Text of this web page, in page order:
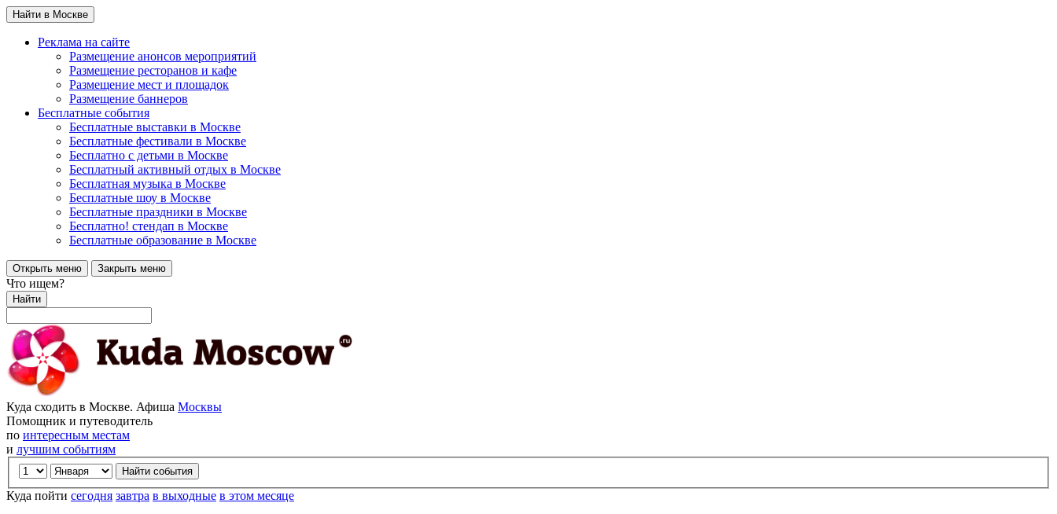
Найти в Москве
Реклама на сайте
Размещение анонсов мероприятий
Размещение ресторанов и кафе
Размещение мест и площадок
Размещение баннеров
Бесплатные события
Бесплатные выставки в Москве
Бесплатные фестивали в Москве
Бесплатно с детьми в Москве
Бесплатный активный отдых в Москве
Бесплатная музыка в Москве
Бесплатные шоу в Москве
Бесплатные праздники в Москве
Бесплатно! стендап в Москве
Бесплатные образование в Москве
Открыть меню Закрыть меню
Что ищем?
Найти
Куда сходить в Москве. Афиша Москвы
Помощник и путеводитель
по интересным местам
и лучшим событиям
Куда пойти сегодня завтра в выходные в этом месяце